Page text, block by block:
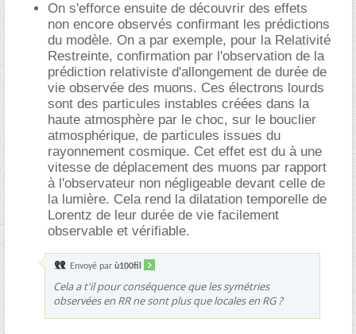
On s'efforce ensuite de découvrir des effets
non encore observés confirmant les prédictions
du modèle. On a par exemple, pour la Relativité
Restreinte, confirmation par l'observation de la
prédiction relativiste d'allongement de durée de
vie observée des muons. Ces électrons lourds
sont des particules instables créées dans la
haute atmosphère par le choc, sur le bouclier
atmosphérique, de particules issues du
rayonnement cosmique. Cet effet est du à une
vitesse de déplacement des muons par rapport
à l'observateur non négligeable devant celle de
la lumière. Cela rend la dilatation temporelle de
Lorentz de leur durée de vie facilement
observable et vérifiable.
Envoyé par ù100fil
Cela a t'il pour conséquence que les symétries
observées en RR ne sont plus que locales en RG ?